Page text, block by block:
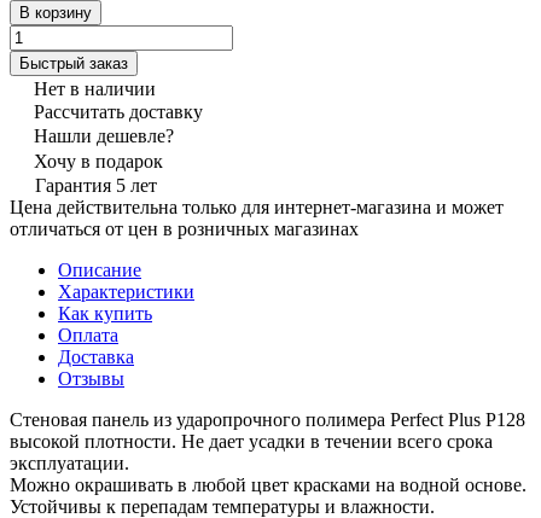
В корзину
Быстрый заказ
Нет в наличии
Рассчитать доставку
Нашли дешевле?
Хочу в подарок
Гарантия 5 лет
Цена действительна только для интернет-магазина и может
отличаться от цен в розничных магазинах
Описание
Характеристики
Как купить
Оплата
Доставка
Отзывы
Стеновая панель из ударопрочного полимера Perfect Plus P128
высокой плотности. Не дает усадки в течении всего срока
эксплуатации.
Можно окрашивать в любой цвет красками на водной основе.
Устойчивы к перепадам температуры и влажности.